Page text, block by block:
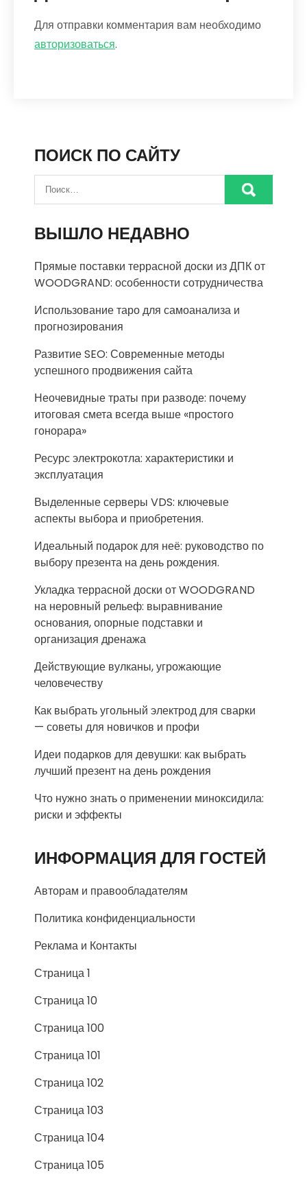
Для отправки комментария вам необходимо
авторизоваться.
ПОИСК ПО САЙТУ
ВЫШЛО НЕДАВНО
Прямые поставки террасной доски из ДПК от
WOODGRAND: особенности сотрудничества
Использование таро для самоанализа и
прогнозирования
Развитие SEO: Современные методы
успешного продвижения сайта
Неочевидные траты при разводе: почему
итоговая смета всегда выше «простого
гонорара»
Ресурс электрокотла: характеристики и
эксплуатация
Выделенные серверы VDS: ключевые
аспекты выбора и приобретения.
Идеальный подарок для неё: руководство по
выбору презента на день рождения.
Укладка террасной доски от WOODGRAND
на неровный рельеф: выравнивание
основания, опорные подставки и
организация дренажа
Действующие вулканы, угрожающие
человечеству
Как выбрать угольный электрод для сварки
— советы для новичков и профи
Идеи подарков для девушки: как выбрать
лучший презент на день рождения
Что нужно знать о применении миноксидила:
риски и эффекты
ИНФОРМАЦИЯ ДЛЯ ГОСТЕЙ
Авторам и правообладателям
Политика конфиденциальности
Реклама и Контакты
Страница 1
Страница 10
Страница 100
Страница 101
Страница 102
Страница 103
Страница 104
Страница 105